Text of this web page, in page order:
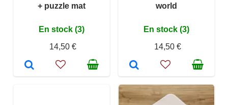
+ puzzle mat
En stock (3)
14,50 €
world
En stock (3)
14,50 €